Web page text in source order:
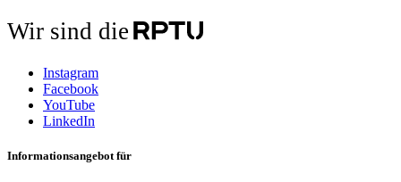
Wir sind die
Instagram
Facebook
YouTube
LinkedIn
Informationsangebot für